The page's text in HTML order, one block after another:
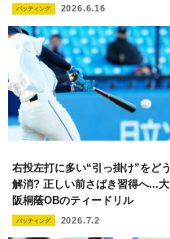
バッティング 2026.6.16
右投左打に多い“引っ掛け”をどう
解消? 正しい前さばき習得へ...大
阪桐蔭OBのティードリル
バッティング 2026.7.2